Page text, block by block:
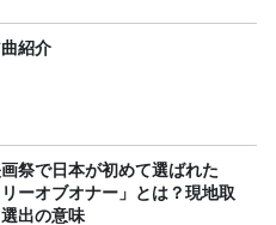
紹介
祭で日本が初めて選ばれた
リーオブオナー」とは？現地取
出の意味